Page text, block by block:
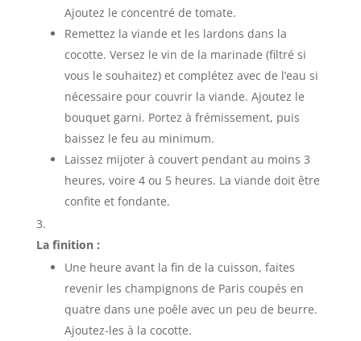
Ajoutez le concentré de tomate.
Remettez la viande et les lardons dans la
cocotte. Versez le vin de la marinade (filtré si
vous le souhaitez) et complétez avec de l’eau si
nécessaire pour couvrir la viande. Ajoutez le
bouquet garni. Portez à frémissement, puis
baissez le feu au minimum.
Laissez mijoter à couvert pendant au moins 3
heures, voire 4 ou 5 heures. La viande doit être
confite et fondante.
La finition :
Une heure avant la fin de la cuisson, faites
revenir les champignons de Paris coupés en
quatre dans une poêle avec un peu de beurre.
Ajoutez-les à la cocotte.